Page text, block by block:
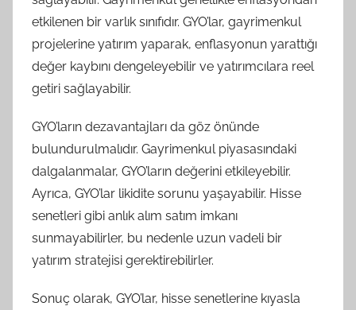
etkilenen bir varlık sınıfıdır. GYO’lar, gayrimenkul
projelerine yatırım yaparak, enflasyonun yarattığı
değer kaybını dengeleyebilir ve yatırımcılara reel
getiri sağlayabilir.
GYO’ların dezavantajları da göz önünde
bulundurulmalıdır. Gayrimenkul piyasasındaki
dalgalanmalar, GYO’ların değerini etkileyebilir.
Ayrıca, GYO’lar likidite sorunu yaşayabilir. Hisse
senetleri gibi anlık alım satım imkanı
sunmayabilirler, bu nedenle uzun vadeli bir
yatırım stratejisi gerektirebilirler.
Sonuç olarak, GYO’lar, hisse senetlerine kıyasla